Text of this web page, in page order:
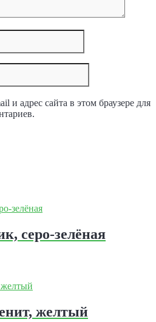
и адрес сайта в этом браузере для
серо-зелёная
желтый